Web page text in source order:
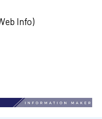
Info)